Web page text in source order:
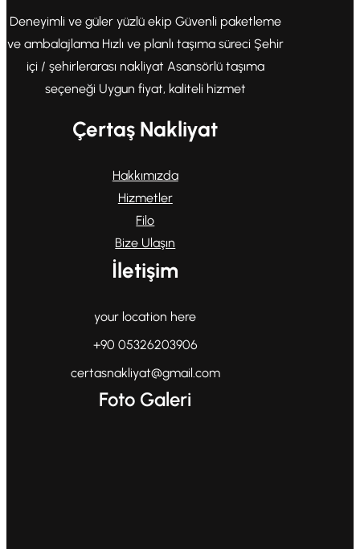
Deneyimli ve güler yüzlü ekip Güvenli paketleme
ve ambalajlama Hızlı ve planlı taşıma süreci Şehir
içi / şehirlerarası nakliyat Asansörlü taşıma
seçeneği Uygun fiyat, kaliteli hizmet
Çertaş Nakliyat
Hakkımızda
Hizmetler
Filo
Bize Ulaşın
İletişim
your location here
+90 05326203906
certasnakliyat@gmail.com
Foto Galeri